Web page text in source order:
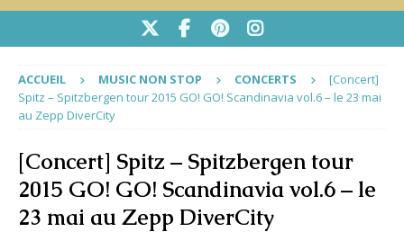
ACCUEIL MUSIC NON STOP CONCERTS
[Concert]
Spitz – Spitzbergen tour 2015 GO! GO! Scandinavia vol.6 – le 23 mai
au Zepp DiverCity
[Concert] Spitz – Spitzbergen tour
2015 GO! GO! Scandinavia vol.6 – le
23 mai au Zepp DiverCity